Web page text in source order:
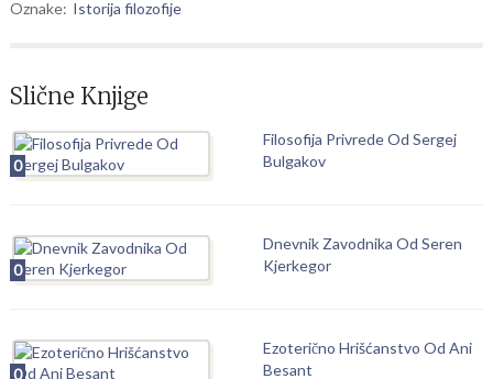
Oznake: Istorija filozofije
Slične Knjige
0
Filosofija Privrede Od Sergej
Bulgakov
0
Dnevnik Zavodnika Od Seren
Kjerkegor
0
Ezoterično Hrišćanstvo Od Ani
Besant